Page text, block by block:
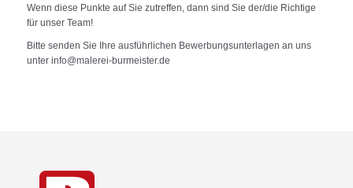
Wenn diese Punkte auf Sie zutreffen, dann sind Sie der/die Richtige
für unser Team!
Bitte senden Sie Ihre ausführlichen Bewerbungsunterlagen an uns
unter info@malerei-burmeister.de